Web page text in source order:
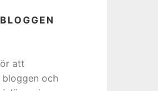
att
bloggen och